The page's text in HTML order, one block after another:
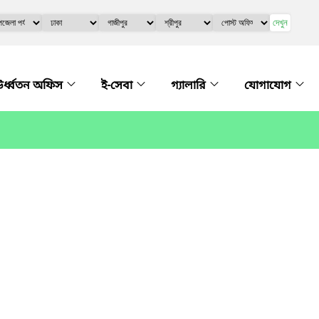
দেখুন
অফিস ই-সেবা গ্যালারি যোগাযোগ